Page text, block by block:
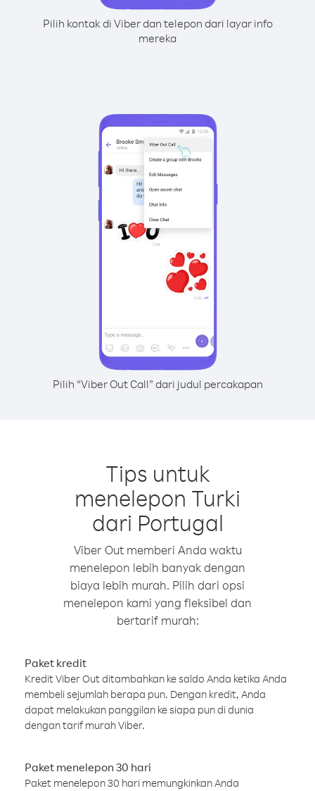
Pilih kontak di Viber dan telepon dari layar info
mereka
Pilih “Viber Out Call” dari judul percakapan
Tips untuk
menelepon Turki
dari Portugal
Viber Out memberi Anda waktu
menelepon lebih banyak dengan
biaya lebih murah. Pilih dari opsi
menelepon kami yang fleksibel dan
bertarif murah:
Paket kredit
Kredit Viber Out ditambahkan ke saldo Anda ketika Anda
membeli sejumlah berapa pun. Dengan kredit, Anda
dapat melakukan panggilan ke siapa pun di dunia
dengan tarif murah Viber.
Paket menelepon 30 hari
Paket menelepon 30 hari memungkinkan Anda